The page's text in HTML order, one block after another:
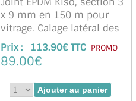
x 9 mm en 150 m pour
vitrage. Calage latéral des
vitres (verres) en feuillure.
Une face autocollante
Marque : NNPP Service
Miroiterie - Référence :
Kiso-Noir-3x9mm-150
Prix : 113.90€ TTC PROMO
89.00€